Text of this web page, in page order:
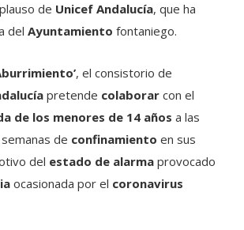
de Unicef Andalucía, que ha
del Ayuntamiento fontaniego.
, el consistorio de
pretende colaborar con el
de los menores de 14 años a las
de confinamiento en sus
del estado de alarma provocado
ocasionada por el coronavirus